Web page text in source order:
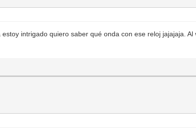
intrigado quiero saber qué onda con ese reloj jajajaja.